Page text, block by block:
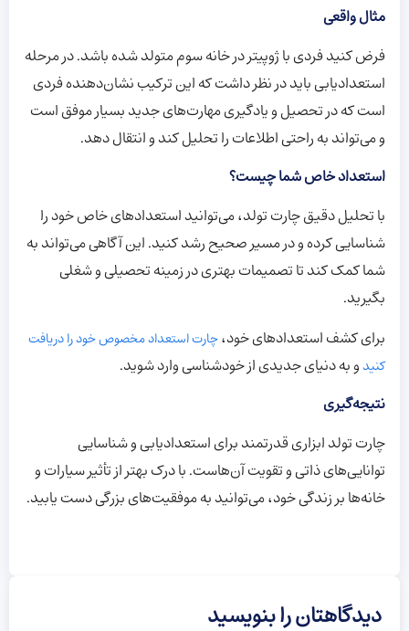
مثال واقعی
فرض کنید فردی با ژوپیتر در خانه سوم متولد شده باشد. در مرحله
استعدادیابی باید در نظر داشت که این ترکیب نشان‌دهنده فردی
است که در تحصیل و یادگیری مهارت‌های جدید بسیار موفق است
و می‌تواند به راحتی اطلاعات را تحلیل کند و انتقال دهد.
استعداد خاص شما چیست؟
با تحلیل دقیق چارت تولد، می‌توانید استعدادهای خاص خود را
شناسایی کرده و در مسیر صحیح رشد کنید. این آگاهی می‌تواند به
شما کمک کند تا تصمیمات بهتری در زمینه تحصیلی و شغلی
بگیرید.
برای کشف استعدادهای خود،چارت استعداد مخصوص خود را دریافت
کنیدو به دنیای جدیدی از خودشناسی وارد شوید.
نتیجه‌گیری
چارت تولد ابزاری قدرتمند برای استعدادیابی و شناسایی
توانایی‌های ذاتی و تقویت آن‌هاست. با درک بهتر از تأثیر سیارات و
خانه‌ها بر زندگی خود، می‌توانید به موفقیت‌های بزرگی دست یابید.
دیدگاهتان را بنویسید